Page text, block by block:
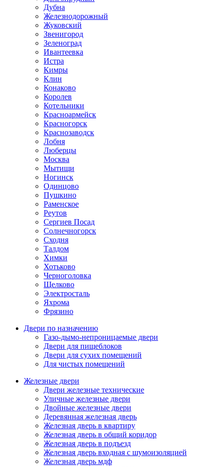
Дубна
Железнодорожный
Жуковский
Звенигород
Зеленоград
Ивантеевка
Истра
Кимры
Клин
Конаково
Королев
Котельники
Красноармейск
Красногорск
Краснозаводск
Лобня
Люберцы
Москва
Мытищи
Ногинск
Одинцово
Пушкино
Раменское
Реутов
Сергиев Посад
Солнечногорск
Сходня
Талдом
Химки
Хотьково
Черноголовка
Щелково
Электросталь
Яхрома
Фрязино
Двери по назначению
Газо-дымо-непроницаемые двери
Двери для пищеблоков
Двери для сухих помещений
Для чистых помещений
Железные двери
Двери железные технические
Уличные железные двери
Двойные железные двери
Деревянная железная дверь
Железная дверь в квартиру
Железная дверь в общий коридор
Железная дверь в подъезд
Железная дверь входная с шумоизоляцией
Железная дверь мдф